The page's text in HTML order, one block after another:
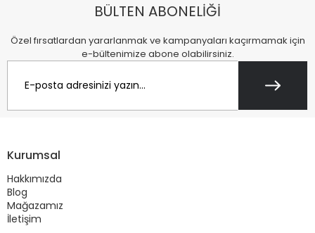
BÜLTEN ABONELİĞİ
Özel fırsatlardan yararlanmak ve kampanyaları kaçırmamak için
e-bültenimize abone olabilirsiniz.
Kurumsal
Hakkımızda
Blog
Mağazamız
İletişim